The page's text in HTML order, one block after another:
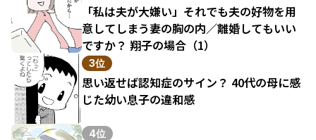
「私は夫が大嫌い」それでも夫の好物を用
意してしまう妻の胸の内／離婚してもいい
ですか？ 翔子の場合（1）
3位
思い返せば認知症のサイン？ 40代の母に感
じた幼い息子の違和感
4位